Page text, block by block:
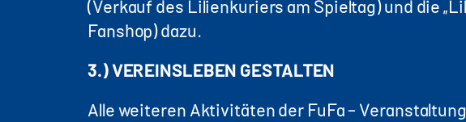
(Verkauf des Lilienkuriers am Spieltag) und die
Fanshop) dazu.
3.) VEREINSLEBEN GESTALTEN
Alle weiteren Aktivitäten der FuFa –